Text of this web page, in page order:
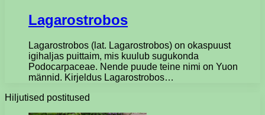
Lagarostrobos
Lagarostrobos (lat. Lagarostrobos) on okaspuust
igihaljas puittaim, mis kuulub sugukonda
Podocarpaceae. Nende puude teine ​​nimi on Yuon
männid. Kirjeldus Lagarostrobos…
Hiljutised postitused